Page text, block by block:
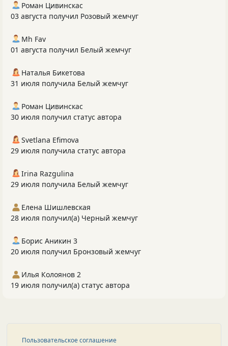
Роман Цивинскас
03 августа получил Розовый жемчуг
Mh Fav
01 августа получил Белый жемчуг
Наталья Бикетова
31 июля получила Белый жемчуг
Роман Цивинскас
30 июля получил статус автора
Svetlana Efimova
29 июля получила статус автора
Irina Razgulina
29 июля получила Белый жемчуг
Елена Шишлевская
28 июля получил(а) Черный жемчуг
Борис Аникин 3
20 июля получил Бронзовый жемчуг
Илья Колоянов 2
19 июля получил(а) статус автора
Пользовательское соглашение